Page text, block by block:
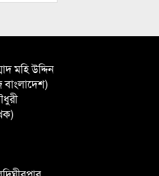
মহি উদ্দিন
বাংলাদেশ)